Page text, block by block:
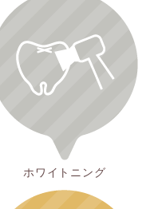
ホワイトニング